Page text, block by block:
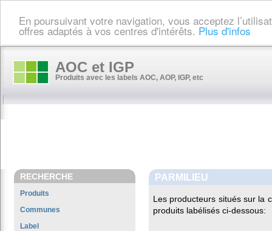
En poursuivant votre navigation, vous acceptez
offres adaptés à vos centres d'intérêts. Plus d'infos
AOC et IGP
Produits avec les labels AOC, AOP, IGP, etc
RECHERCHE
Produits
Communes
Label
PARMILIEU
Les producteurs situés sur la
produits labélisés ci-dessous: